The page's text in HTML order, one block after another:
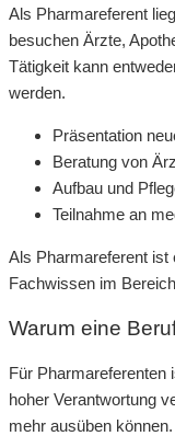
Als Pharmareferent
besuchen Ärzte,
Tätigkeit kann
werden.
Präsentation
Beratung von
Aufbau und
Teilnahme an
Als Pharmareferent ist
Fachwissen im
Warum eine
Für Pharmareferenten
hoher Verantwortung
mehr ausüben